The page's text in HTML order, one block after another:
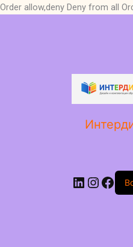
Order allow,deny Deny from all
LinkedIn